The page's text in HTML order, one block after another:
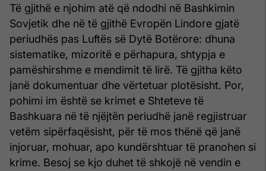
Të gjithë e njohim atë që ndodhi në Bashkimin
Sovjetik dhe në të gjithë Evropën Lindore gjatë
periudhës pas Luftës së Dytë Botërore: dhuna
sistematike, mizoritë e përhapura, shtypja e
pamëshirshme e mendimit të lirë. Të gjitha këto
janë doku­mentuar dhe vërtetuar plotësisht. Por,
pohimi im është se kri­met e Shteteve të
Bashkuara në të njëjtën periudhë janë regji­struar
vetëm sipërfaqësisht, për të mos thënë që janë
injoruar, mohuar, apo kundërshtuar të pranohen si
krime. Besoj se kjo duhet të shkojë në vendin e